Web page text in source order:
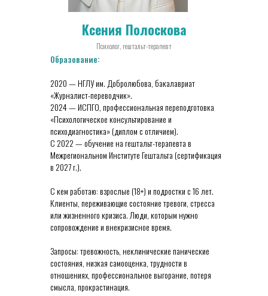
Психолог, гештальт-терапевт
Ксения Полоскова
Образование:
2020 — НГЛУ им. Добролюбова, бакалавриат
«Журналист-переводчик».
2024 — ИСПГО, профессиональная переподготовка
«Психологическое консультирование и
психодиагностика» (диплом с отличием).
С 2022 — обучение на гештальт-терапевта в
Межрегиональном Институте Гештальта (сертификация
в 2027 г.).
С кем работаю: взрослые (18+) и подростки с 16 лет.
Клиенты, переживающие состояние тревоги, стресса
или жизненного кризиса. Люди, которым нужно
сопровождение и внекризисное время.
Запросы: тревожность, неклинические панические
состояния, низкая самооценка, трудности в
отношениях, профессиональное выгорание, потеря
смысла, прокрастинация.